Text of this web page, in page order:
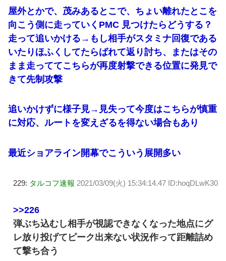
屋外とかで、茂みあるとこで、ちょい離れたとこを
向こう側に走っていくPMC 見つけたらどうする？
走って追いかける→もし相手がスタミナ回復である
いたりほふくしてたらばれて返り討ち、またはその
まま走っててこちらが再度射撃できる位置に発見で
きて先制攻撃
追いかけずに様子見→見失って今度はこちらが慎重
に対応、ルートを変えざるを得ない場合もあり
最近ショアライン開幕でこういう展開多い
229: タルコフ速報 2021/03/09(火) 15:34:14.47 ID:hoqDLwK30
>>226
弾ぶち込むし相手が視認できなくなった地点にグ
レ放り投げてピーク出来ない状況作って距離詰め
て撃ち合う